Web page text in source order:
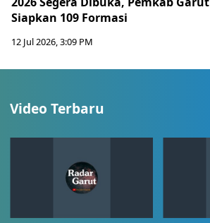
Siapkan 109 Formasi
12 Jul 2026, 3:09 PM
Video Terbaru